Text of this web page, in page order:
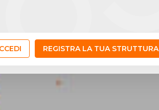
REGISTRA LA TUA STRUTTURA